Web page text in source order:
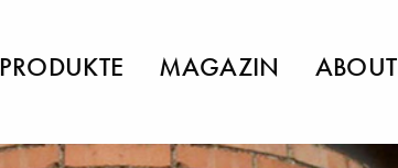
PRODUKTE MAGAZIN ABOUT